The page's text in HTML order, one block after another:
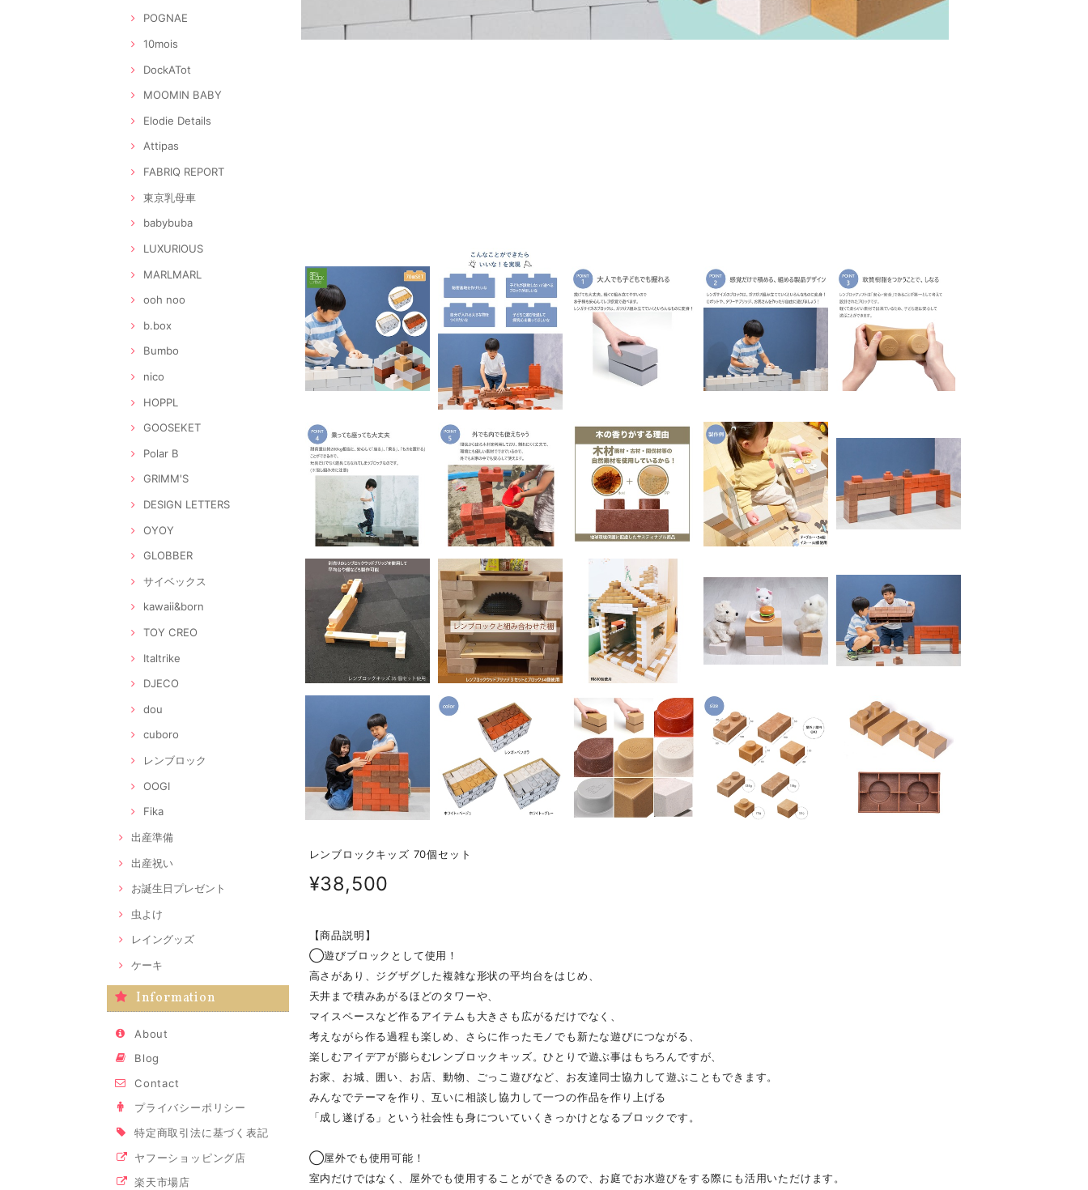
POGNAE
10mois
DockATot
MOOMIN BABY
Elodie Details
Attipas
FABRIQ REPORT
東京乳母車
babybuba
LUXURIOUS
MARLMARL
ooh noo
b.box
Bumbo
nico
HOPPL
GOOSEKET
Polar B
GRIMM'S
DESIGN LETTERS
OYOY
GLOBBER
サイベックス
kawaii&born
TOY CREO
Italtrike
DJECO
dou
cuboro
レンブロック
OOGI
Fika
出産準備
出産祝い
お誕生日プレゼント
虫よけ
レイングッズ
ケーキ
Information
About
Blog
Contact
プライバシーポリシー
特定商取引法に基づく表記
ヤフーショッピング店
楽天市場店
レンブロックキッズ 70個セット
¥38,500
【商品説明】
◯遊びブロックとして使用！
高さがあり、ジグザグした複雑な形状の平均台をはじめ、
天井まで積みあがるほどのタワーや、
マイスペースなど作るアイテムも大きさも広がるだけでなく、
考えながら作る過程も楽しめ、さらに作ったモノでも新たな遊びにつながる、
楽しむアイデアが膨らむレンブロックキッズ。ひとりで遊ぶ事はもちろんですが、
お家、お城、囲い、お店、動物、ごっこ遊びなど、お友達同士協力して遊ぶこともできます。
みんなでテーマを作り、互いに相談し協力して一つの作品を作り上げる
「成し遂げる」という社会性も身についていくきっかけとなるブロックです。
◯屋外でも使用可能！
室内だけではなく、屋外でも使用することができるので、お庭でお水遊びをする際にも活用いただけます。